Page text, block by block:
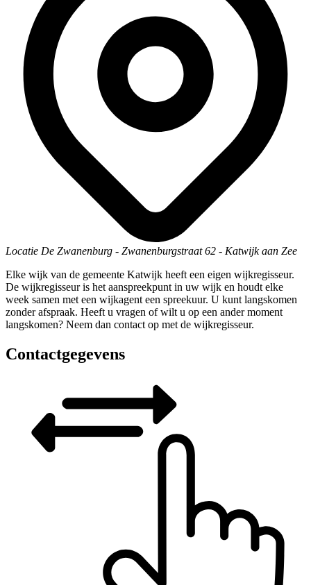
Locatie De Zwanenburg - Zwanenburgstraat 62 - Katwijk aan Zee
Elke wijk van de gemeente Katwijk heeft een eigen wijkregisseur.
De wijkregisseur is het aanspreekpunt in uw wijk en houdt elke
week samen met een wijkagent een spreekuur. U kunt langskomen
zonder afspraak. Heeft u vragen of wilt u op een ander moment
langskomen? Neem dan contact op met de wijkregisseur.
Contactgegevens